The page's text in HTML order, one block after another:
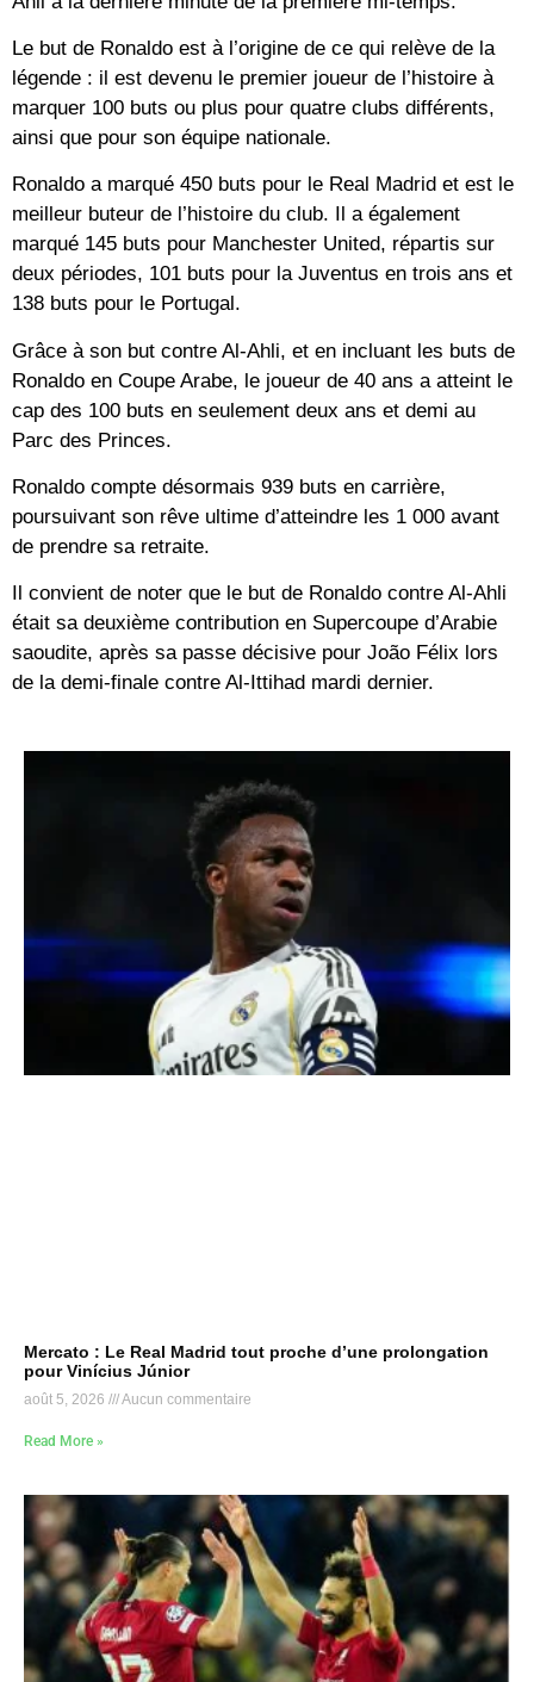
Le but de Ronaldo est à l’origine de ce qui relève de la
légende : il est devenu le premier joueur de l’histoire à
marquer 100 buts ou plus pour quatre clubs différents,
ainsi que pour son équipe nationale.
Ronaldo a marqué 450 buts pour le Real Madrid et est le
meilleur buteur de l’histoire du club. Il a également
marqué 145 buts pour Manchester United, répartis sur
deux périodes, 101 buts pour la Juventus en trois ans et
138 buts pour le Portugal.
Grâce à son but contre Al-Ahli, et en incluant les buts de
Ronaldo en Coupe Arabe, le joueur de 40 ans a atteint le
cap des 100 buts en seulement deux ans et demi au
Parc des Princes.
Ronaldo compte désormais 939 buts en carrière,
poursuivant son rêve ultime d’atteindre les 1 000 avant
de prendre sa retraite.
Il convient de noter que le but de Ronaldo contre Al-Ahli
était sa deuxième contribution en Supercoupe d’Arabie
saoudite, après sa passe décisive pour João Félix lors
de la demi-finale contre Al-Ittihad mardi dernier.
Mercato : Le Real Madrid tout proche d’une prolongation
pour Vinícius Júnior
août 5, 2026 Aucun commentaire
Read More »